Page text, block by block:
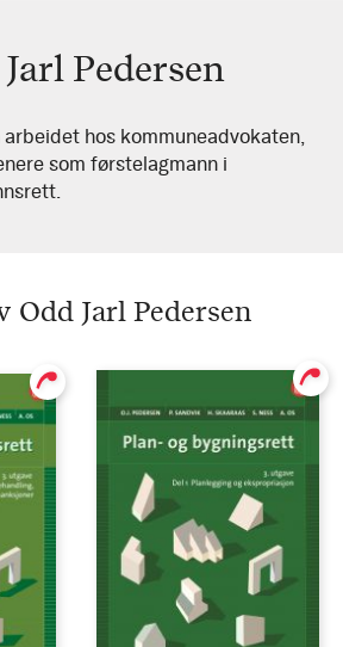
Pedersen
arbeidet hos kommuneadvokaten,
som førstelagmann i
Odd Jarl Pedersen